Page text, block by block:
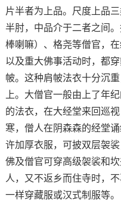
片半者为上品。尺度上品
半肘，中品介于二者之间
棒喇嘛）、格尧等僧官，
以及重大佛事活动时，都
帔。这种肩帔法衣十分沉
上。大僧官一般由上了年
的法衣，在大经堂来回巡
寒，僧人在阴森森的经堂
许加厚衣服，可披双层袈
佛及僧官可穿高级袈裟和
人，又不返乡而住寺时，
一样穿藏服或汉式制服等。